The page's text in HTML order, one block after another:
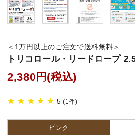
乗馬ウェア・下着・雨具
競技用ウェア
＜1万円以上のご注文で送料無料＞
トリコロール・リードロープ
2,380円(税込)
star star star star star 5 (1件)
ピンク